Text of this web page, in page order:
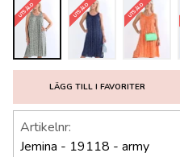
LÄGG TILL I FAVORITER
UTSÅLD UTSÅLD UTSÅLD
Artikelnr:
Jemina - 19118 - army